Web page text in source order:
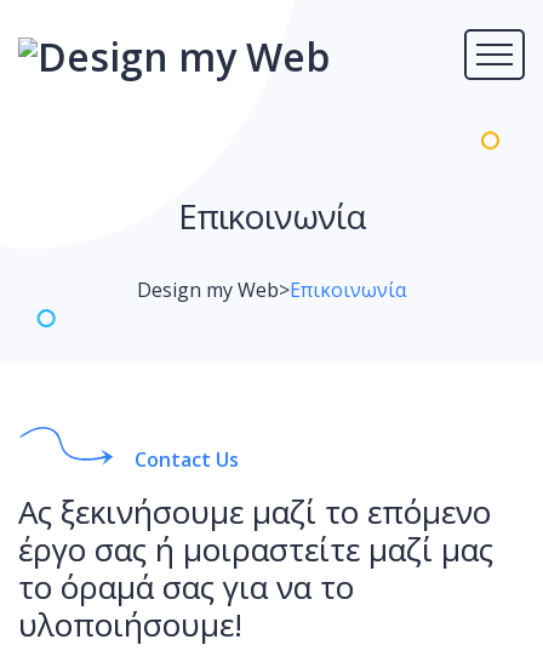
Επικοινωνία
Design my Web>Επικοινωνία
Contact Us
Ας ξεκινήσουμε μαζί το επόμενο
έργο σας ή μοιραστείτε μαζί μας
το όραμά σας για να το
υλοποιήσουμε!